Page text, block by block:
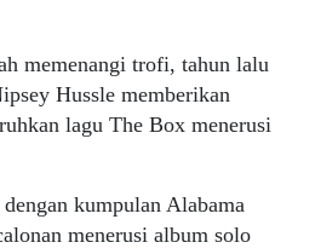
memenangi trofi, tahun lalu
Hussle memberikan
lagu The Box menerusi
kumpulan Alabama
menerusi album solo